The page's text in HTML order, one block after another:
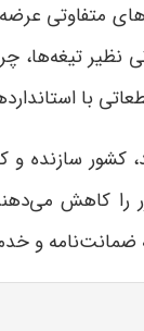
متفاوتی
تیغه‌ها،
با
کشور سازنده و
را کاهش
و